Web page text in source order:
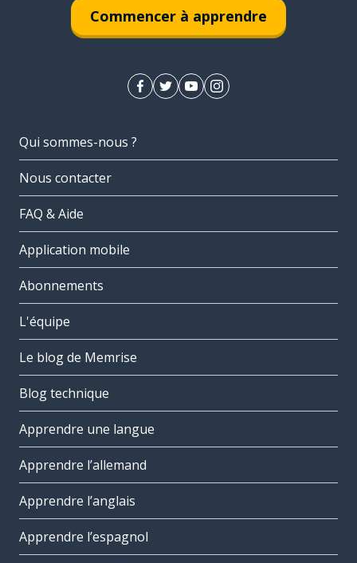
Commencer à apprendre
Qui sommes-nous ?
Nous contacter
FAQ & Aide
Application mobile
Abonnements
L'équipe
Le blog de Memrise
Blog technique
Apprendre une langue
Apprendre l’allemand
Apprendre l’anglais
Apprendre l’espagnol